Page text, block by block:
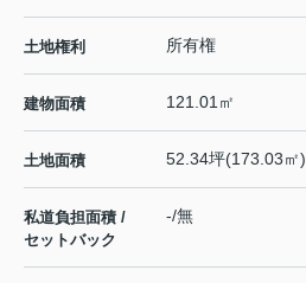
土地権利 所有権
建物面積 121.01㎡
土地面積 52.34坪(173.03㎡)
私道負担面積 /
セットバック
-/無